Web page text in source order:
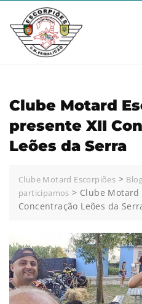
Clube Motard
presente XII
Leões da Serra
Clube Motard Escorpiões >
participamos > Clube Motard
Concentração Leões da